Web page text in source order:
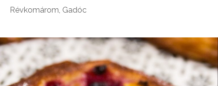
Révkomárom, Gadóc